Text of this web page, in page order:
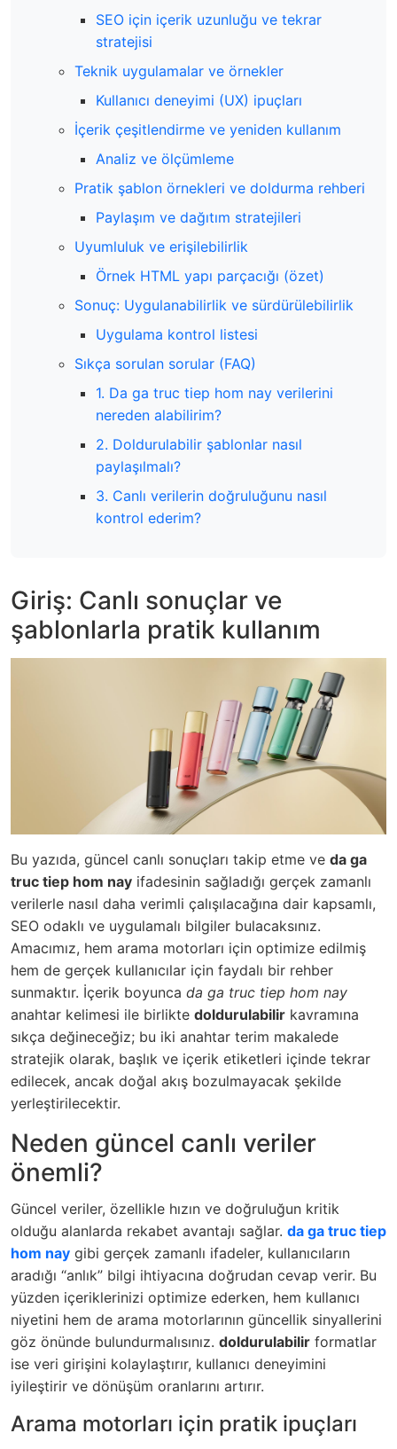
SEO için içerik uzunluğu ve tekrar
stratejisi
Teknik uygulamalar ve örnekler
Kullanıcı deneyimi (UX) ipuçları
İçerik çeşitlendirme ve yeniden kullanım
Analiz ve ölçümleme
Pratik şablon örnekleri ve doldurma rehberi
Paylaşım ve dağıtım stratejileri
Uyumluluk ve erişilebilirlik
Örnek HTML yapı parçacığı (özet)
Sonuç: Uygulanabilirlik ve sürdürülebilirlik
Uygulama kontrol listesi
Sıkça sorulan sorular (FAQ)
1. Da ga truc tiep hom nay verilerini
nereden alabilirim?
2. Doldurulabilir şablonlar nasıl
paylaşılmalı?
3. Canlı verilerin doğruluğunu nasıl
kontrol ederim?
Giriş: Canlı sonuçlar ve
şablonlarla pratik kullanım
Bu yazıda, güncel canlı sonuçları takip etme ve da ga
truc tiep hom nay ifadesinin sağladığı gerçek zamanlı
verilerle nasıl daha verimli çalışılacağına dair kapsamlı,
SEO odaklı ve uygulamalı bilgiler bulacaksınız.
Amacımız, hem arama motorları için optimize edilmiş
hem de gerçek kullanıcılar için faydalı bir rehber
sunmaktır. İçerik boyunca da ga truc tiep hom nay
anahtar kelimesi ile birlikte doldurulabilir kavramına
sıkça değineceğiz; bu iki anahtar terim makalede
stratejik olarak, başlık ve içerik etiketleri içinde tekrar
edilecek, ancak doğal akış bozulmayacak şekilde
yerleştirilecektir.
Neden güncel canlı veriler
önemli?
Güncel veriler, özellikle hızın ve doğruluğun kritik
olduğu alanlarda rekabet avantajı sağlar. da ga truc tiep
hom nay gibi gerçek zamanlı ifadeler, kullanıcıların
aradığı “anlık” bilgi ihtiyacına doğrudan cevap verir. Bu
yüzden içeriklerinizi optimize ederken, hem kullanıcı
niyetini hem de arama motorlarının güncellik sinyallerini
göz önünde bulundurmalısınız. doldurulabilir formatlar
ise veri girişini kolaylaştırır, kullanıcı deneyimini
iyileştirir ve dönüşüm oranlarını artırır.
Arama motorları için pratik ipuçları